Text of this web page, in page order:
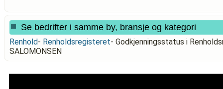
Se bedrifter i samme by, bransje og kategori
Renhold- Renholdsregisteret- Godkjenningsstatus i
SALOMONSEN